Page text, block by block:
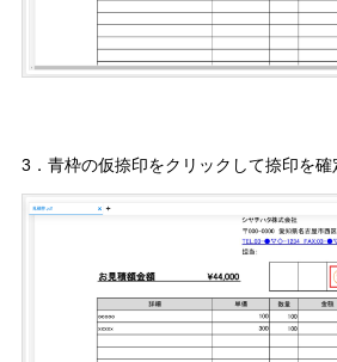
3．青枠の仮捺印をクリックして捺印を確